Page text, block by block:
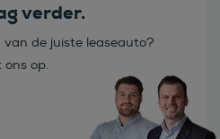
verder.
de juiste leaseauto?
op.